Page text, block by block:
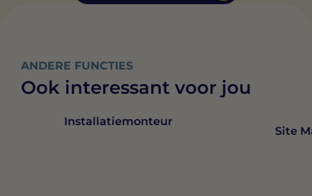
ANDERE FUNCTIES
Ook interessant voor jou
Installatiemonteur
Site